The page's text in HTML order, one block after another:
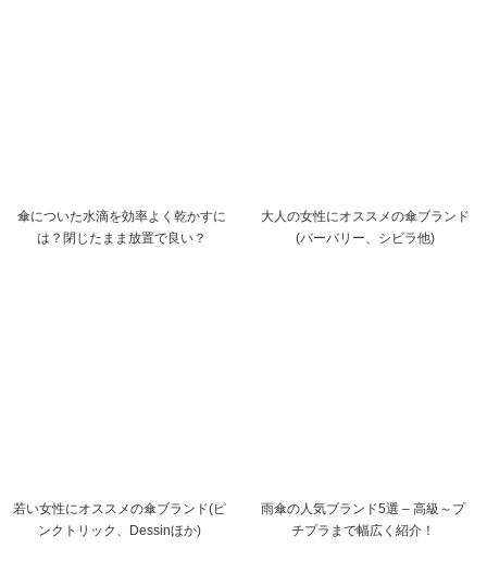
傘についた水滴を効率よく乾かすに
は？閉じたまま放置で良い？
大人の女性にオススメの傘ブランド
(バーバリー、シビラ他)
若い女性にオススメの傘ブランド(ピ
ンクトリック、Dessinほか)
雨傘の人気ブランド5選 – 高級～プ
チプラまで幅広く紹介！